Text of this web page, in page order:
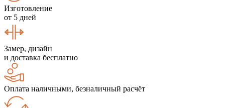
Изготовление
от 5 дней
Замер, дизайн
и доставка бесплатно
Оплата наличными, безналичный расчёт